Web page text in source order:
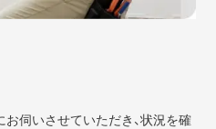
伺いさせていただき、状況を確